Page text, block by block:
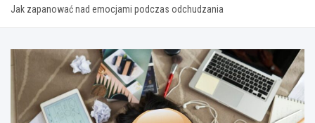
Jak zapanować nad emocjami podczas odchudzania